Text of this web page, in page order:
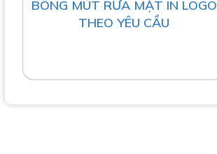
BÔNG MÚT RỬA MẶT IN LOGO
THEO YÊU CẦU